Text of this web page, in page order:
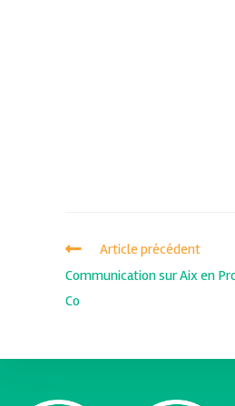
Article précédent
Communication sur Aix en
Co